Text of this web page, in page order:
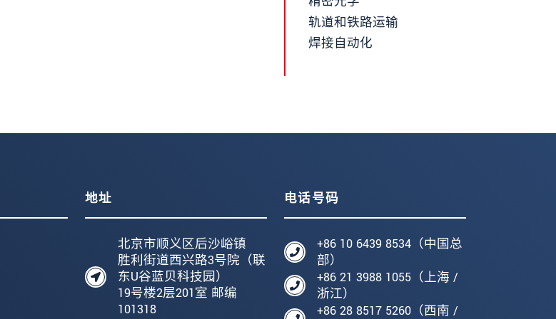
轨道和铁路运输
焊接自动化
地址
北京市顺义区后沙峪镇
胜利街道西兴路3号院（联
东U谷蓝贝科技园）
19号楼2层201室 邮编
101318
电话号码
+86 10 6439 8534（中国总
部）
+86 21 3988 1055（上海 /
浙江）
+86 28 8517 5260（西南 /